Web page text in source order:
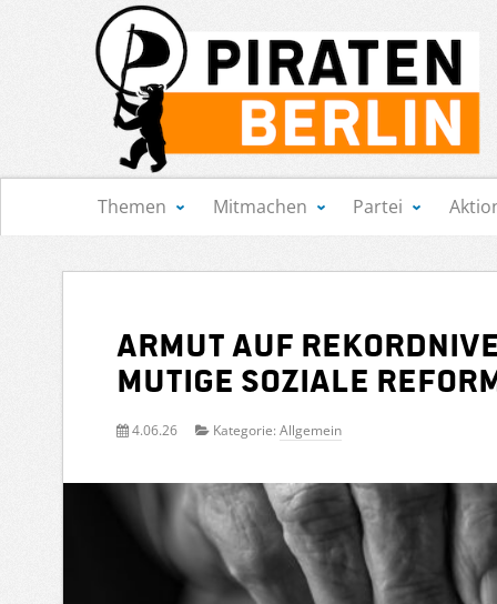
Navigation
Themen Mitmachen Partei
Armut auf
mutige soziale
4.06.26 Kategorie: Allgemein